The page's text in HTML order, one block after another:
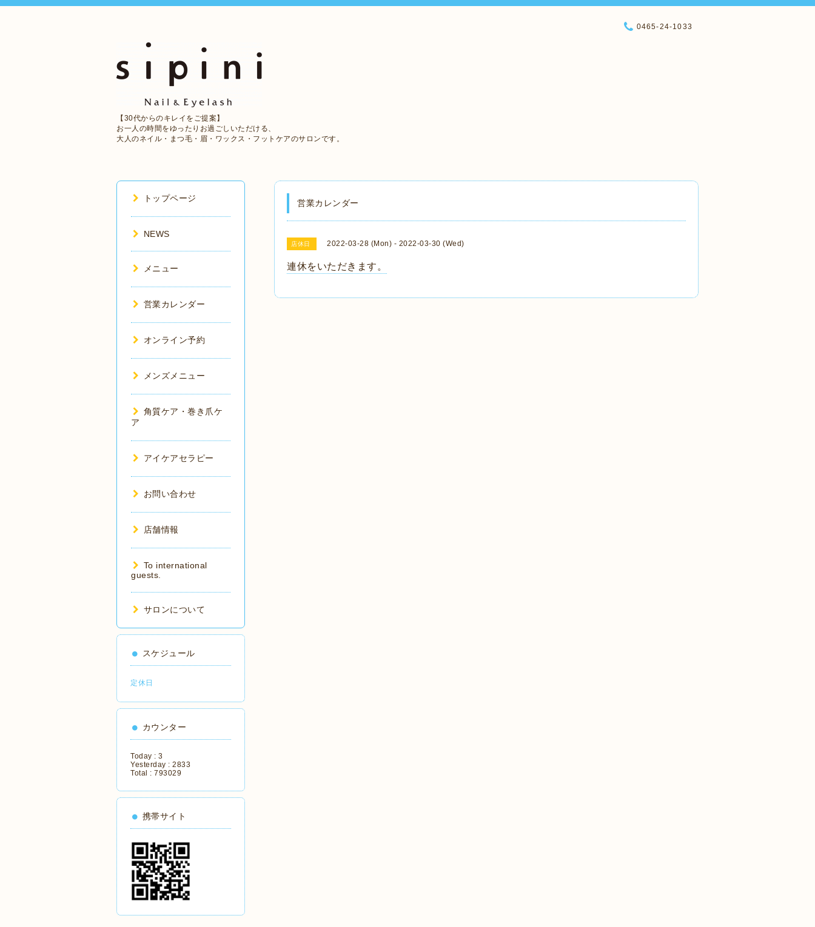
【30代からのキレイをご提案】
お一人の時間をゆったりお過ごしいただける、
大人のネイル・まつ毛・眉・ワックス・フットケアのサロンです。
0465-24-1033
営業カレンダー
店休日 2022-03-28 (Mon) - 2022-03-30 (Wed)
連休をいただきます。
トップページ
NEWS
メニュー
営業カレンダー
オンライン予約
メンズメニュー
角質ケア・巻き爪ケ
ア
アイケアセラピー
お問い合わせ
店舗情報
To international
guests.
サロンについて
スケジュール
定休日
カウンター
Today : 3
Yesterday : 2833
Total : 793029
携帯サイト